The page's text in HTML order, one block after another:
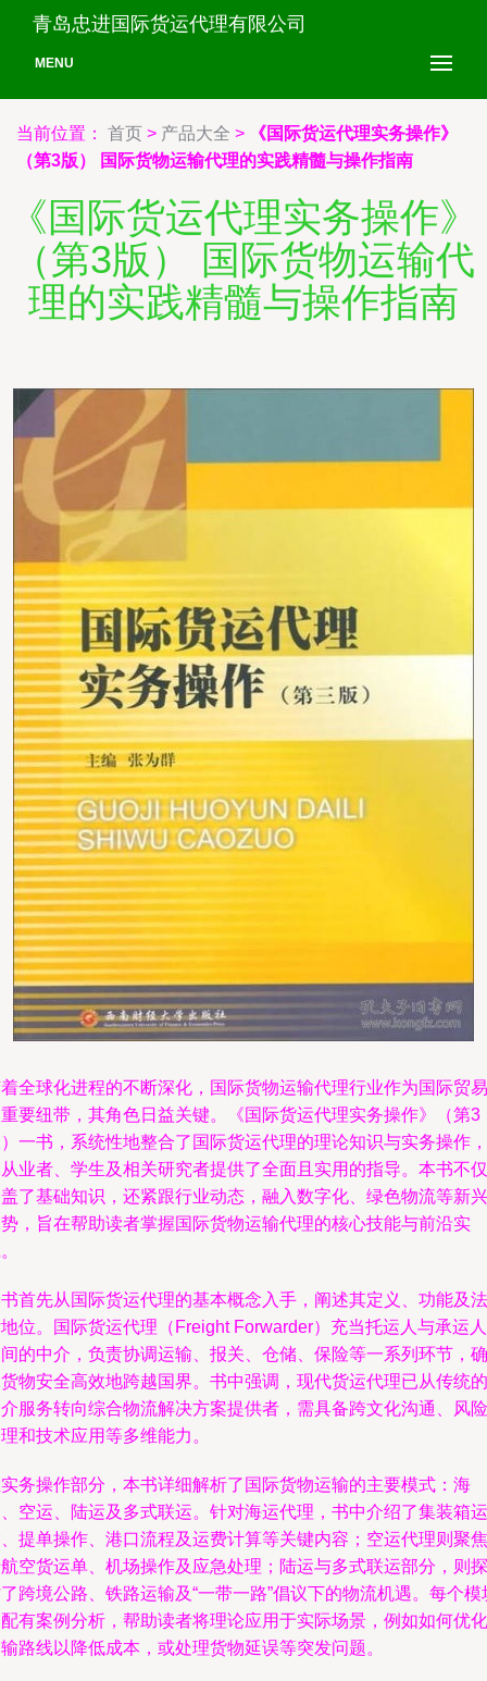
青岛忠进国际货运代理有限公司
MENU
当前位置： 首页 > 产品大全 >
《国际货运代理实务操作》
（第3版） 国际货物运输代理的实践精髓与操作指南
《国际货运代理实务操作》
（第3版） 国际货物运输代
理的实践精髓与操作指南
全球化进程的不断深化，国际货物运输代理行业作为国际贸易
要纽带，其角色日益关键。《国际货运代理实务操作》（第3
一书，系统性地整合了国际货运代理的理论知识与实务操作，
业者、学生及相关研究者提供了全面且实用的指导。本书不仅
了基础知识，还紧跟行业动态，融入数字化、绿色物流等新兴
，旨在帮助读者掌握国际货物运输代理的核心技能与前沿实
首先从国际货运代理的基本概念入手，阐述其定义、功能及法
位。国际货运代理（Freight Forwarder）充当托运人与承运人
的中介，负责协调运输、报关、仓储、保险等一系列环节，确
物安全高效地跨越国界。书中强调，现代货运代理已从传统的
服务转向综合物流解决方案提供者，需具备跨文化沟通、风险
和技术应用等多维能力。
务操作部分，本书详细解析了国际货物运输的主要模式：海
空运、陆运及多式联运。针对海运代理，书中介绍了集装箱运
提单操作、港口流程及运费计算等关键内容；空运代理则聚焦
空货运单、机场操作及应急处理；陆运与多式联运部分，则探
跨境公路、铁路运输及“一带一路”倡议下的物流机遇。每个模
有案例分析，帮助读者将理论应用于实际场景，例如如何优化
路线以降低成本，或处理货物延误等突发问题。